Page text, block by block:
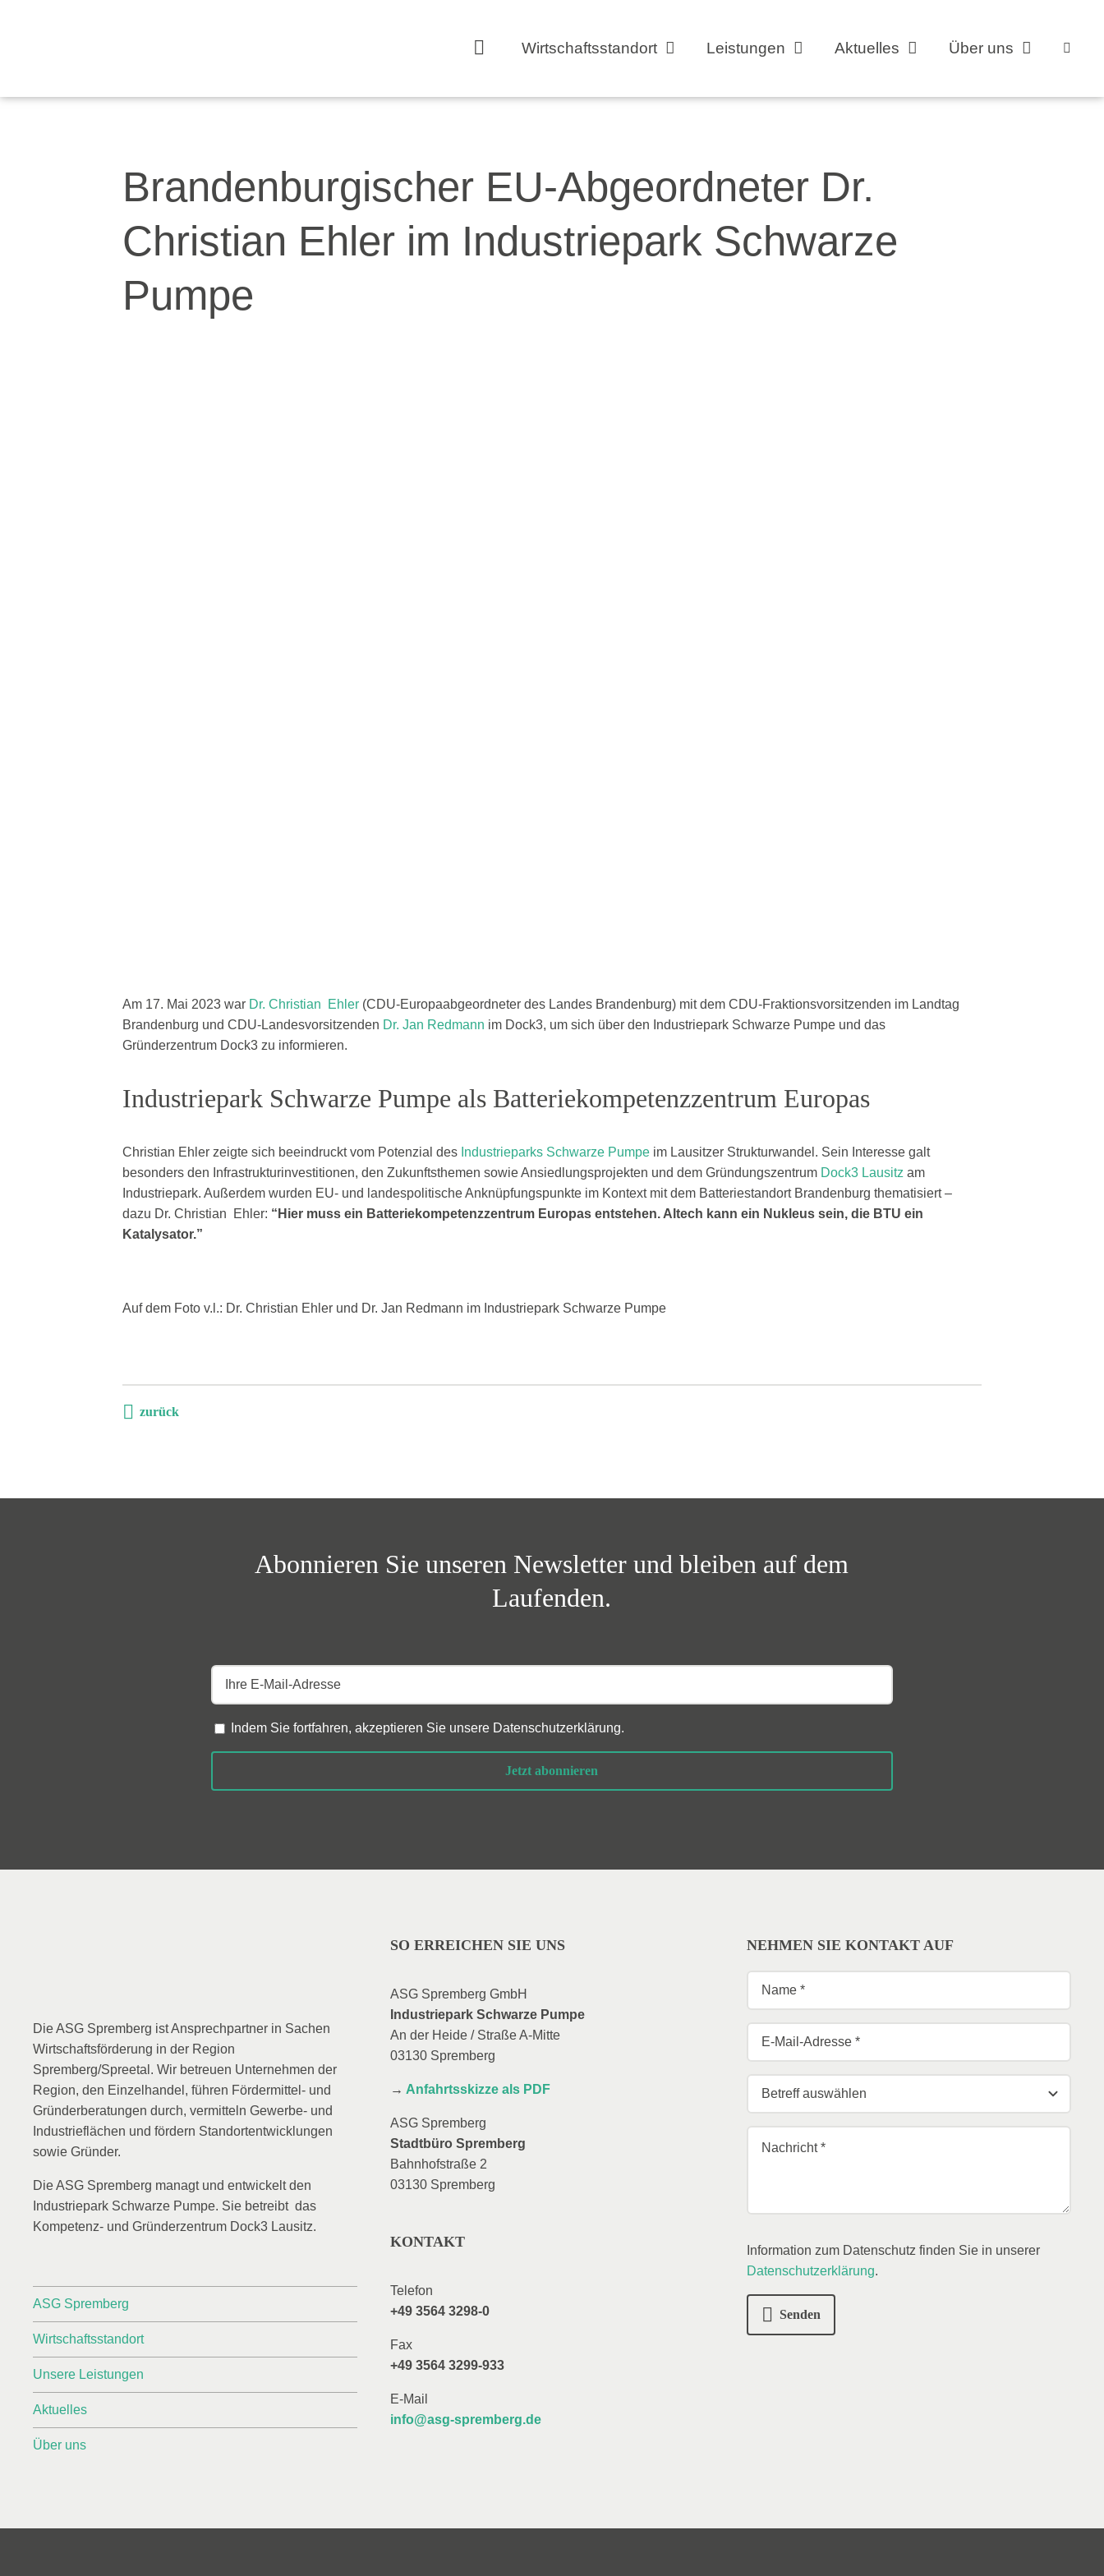
Wirtschaftsstandort Leistungen Aktuelles Über uns
Brandenburgischer EU-Abgeordneter Dr.
Christian Ehler im Industriepark Schwarze
Pumpe
Am 17. Mai 2023 war Dr. Christian Ehler(CDU-Europaabgeordneter des Landes Brandenburg) mit dem CDU-Fraktionsvorsitzenden im Landtag
Brandenburg und CDU-Landesvorsitzenden Dr. Jan Redmann im Dock3, um sich über den Industriepark Schwarze Pumpe und das
Gründerzentrum Dock3 zu informieren.
Industriepark Schwarze Pumpe als Batteriekompetenzzentrum Europas
Christian Ehler zeigte sich beeindruckt vom Potenzial des Industrieparks Schwarze Pumpeim Lausitzer Strukturwandel. Sein Interesse galt
besonders den Infrastrukturinvestitionen, den Zukunftsthemen sowie Ansiedlungsprojekten und dem Gründungszentrum Dock3 Lausitz am
Industriepark. Außerdem wurden EU- und landespolitische Anknüpfungspunkte im Kontext mit dem Batteriestandort Brandenburg thematisiert –
dazu Dr. Christian Ehler: “Hier muss ein Batteriekompetenzzentrum Europas entstehen. Altech kann ein Nukleus sein, die BTU ein
Katalysator.”
Auf dem Foto v.l.: Dr. Christian Ehler und Dr. Jan Redmann im Industriepark Schwarze Pumpe
zurück
Abonnieren Sie unseren Newsletter und bleiben auf dem
Laufenden.
Indem Sie fortfahren, akzeptieren Sie unsere Datenschutzerklärung.
Die ASG Spremberg ist Ansprechpartner in Sachen
Wirtschaftsförderung in der Region
Spremberg/Spreetal. Wir betreuen Unternehmen der
Region, den Einzelhandel, führen Fördermittel- und
Gründerberatungen durch, vermitteln Gewerbe- und
Industrieflächen und fördern Standortentwicklungen
sowie Gründer.
Die ASG Spremberg managt und entwickelt den
Industriepark Schwarze Pumpe. Sie betreibt das
Kompetenz- und Gründerzentrum Dock3 Lausitz.
ASG Spremberg
Wirtschaftsstandort
Unsere Leistungen
Aktuelles
Über uns
SO ERREICHEN SIE UNS
ASG Spremberg GmbH
Industriepark Schwarze Pumpe
An der Heide / Straße A-Mitte
03130 Spremberg
→ Anfahrtsskizze als PDF
ASG Spremberg
Stadtbüro Spremberg
Bahnhofstraße 2
03130 Spremberg
KONTAKT
Telefon
+49 3564 3298-0
Fax
+49 3564 3299-933
E-Mail
info@asg-spremberg.de
NEHMEN SIE KONTAKT AUF
Information zum Datenschutz finden Sie in unserer
Datenschutzerklärung.
Senden